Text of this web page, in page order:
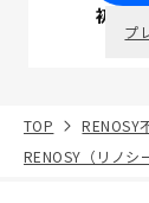
初回面
プ
TOP RENOSY
RENOSY（リノシ